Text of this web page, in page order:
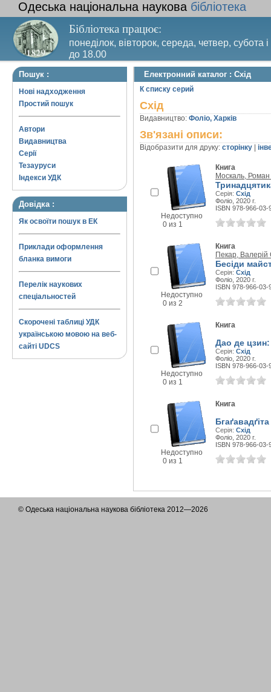
Одеська національна наукова бібліотека
Бібліотека працює:
понеділок, вівторок, середа, четвер, субота
до 18.00
Вихідний день – п’ятниця. Останній четвер
Пошук :
Нові надходження
Простий пошук
Автори
Видавництва
Серії
Тезауруси
Індекси УДК
Довідка :
Як освоїти пошук в ЕК
Приклади оформлення
бланка вимоги
Перелік наукових
спеціальностей
Скорочені таблиці УДК
українською мовою на веб-
сайті UDCS
Електронний каталог : Схід
К списку серий
Схід
Видавництво: Фоліо, Харків
Зв'язані описи:
Відобразити для друку: сторінку
Недоступно
0 из 1
Книга
Москаль, Роман
Серія: Схід
Фоліо, 2020 г.
ISBN 978-966-03-
Недоступно
0 из 2
Книга
Пекар, Валерій
Бесіди
Серія: Схід
Фоліо, 2020 г.
ISBN 978-966-03-
Недоступно
0 из 1
Книга
Дао де цзин:
Серія: Схід
Фоліо, 2020 г.
ISBN 978-966-03-
Недоступно
0 из 1
Книга
Бгаґавадґіта
Серія: Схід
Фоліо, 2020 г.
ISBN 978-966-03-
© Одеська національна наукова бібліотека 2012—2026